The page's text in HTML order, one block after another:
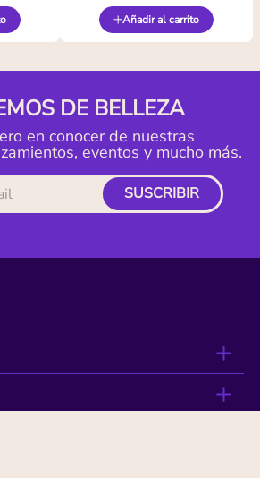
Añadir al carrito
DE BELLEZA
en conocer de nuestras
eventos y mucho más.
SUSCRIBIR